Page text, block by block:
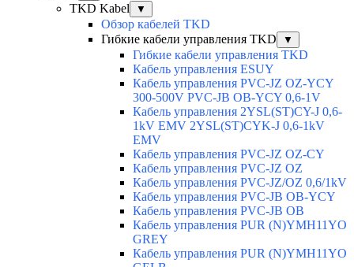
TKD Kabel ▼
Обзор кабелей TKD
Гибкие кабели управления TKD
▼
Гибкие кабели управления TKD
Кабель управления ESUY
Кабель управления PVC-JZ OZ-YCY
300-500V PVC-JB OB-YCY 0,6-1V
Кабель управления 2YSL(ST)CY-J 0,6-
1kV EMV 2YSL(ST)CYK-J 0,6-1kV
EMV
Кабель управления PVC-JZ OZ-CY
Кабель управления PVC-JZ OZ
Кабель управления PVC-JZ/OZ 0,6/1kV
Кабель управления PVC-JB OB-YCY
Кабель управления PVC-JB OB
Кабель управления PUR (N)YMH11YO
GREY
Кабель управления PUR (N)YMH11YO